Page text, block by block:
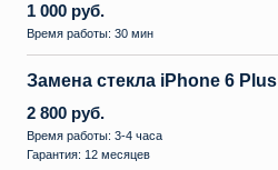
1 000 руб.
Время работы: 30 мин
Замена стекла iPhone 6 Plus
2 800 руб.
Время работы: 3-4 часа
Гарантия: 12 месяцев